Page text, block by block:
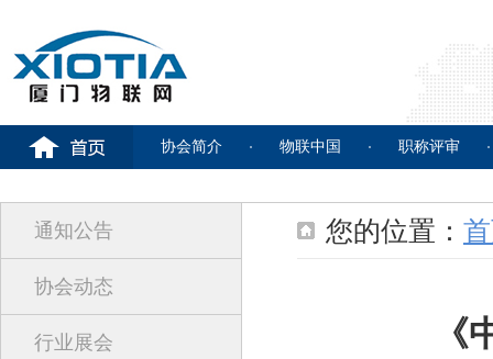
协会简介 物联中国 职称评审
通知公告
协会动态
行业展会
您的位置：